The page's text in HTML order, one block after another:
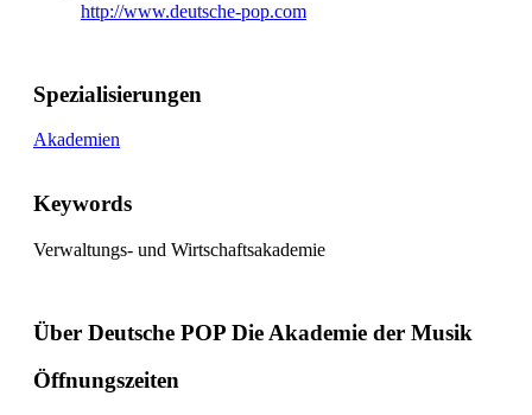
http://www.deutsche-pop.com
Spezialisierungen
Akademien
Keywords
Verwaltungs- und Wirtschaftsakademie
Über Deutsche POP Die Akademie der Musik
Öffnungszeiten